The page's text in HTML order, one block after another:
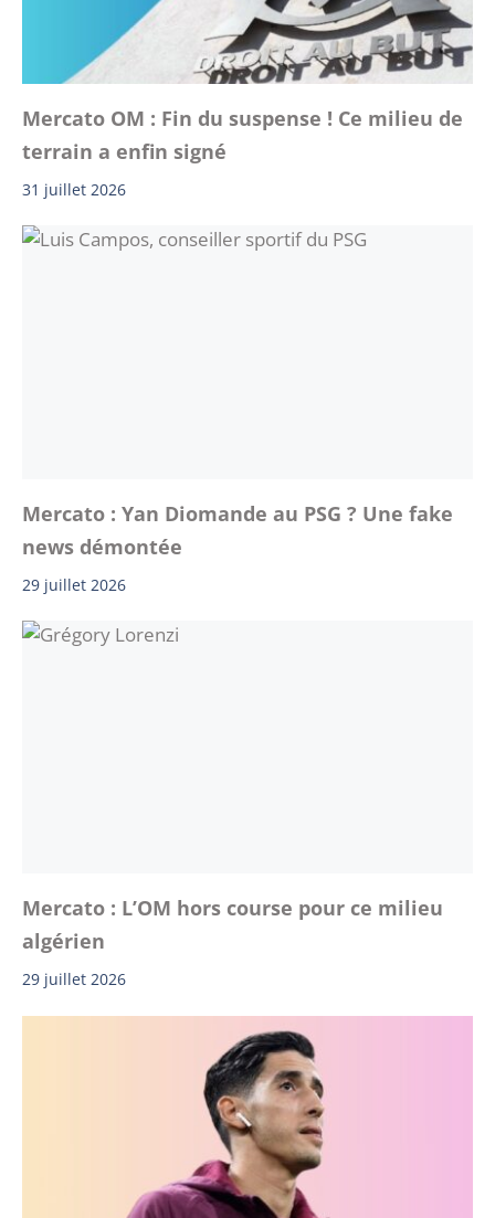
Mercato OM : Fin du suspense ! Ce milieu de
terrain a enfin signé
31 juillet 2026
Mercato : Yan Diomande au PSG ? Une fake
news démontée
29 juillet 2026
Mercato : L’OM hors course pour ce milieu
algérien
29 juillet 2026